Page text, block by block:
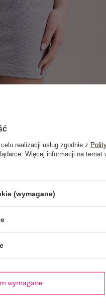
Opinie o produkcie(1)
realizacji usług zgodnie z
Więcej informacji na
(wymagane)
wymagane